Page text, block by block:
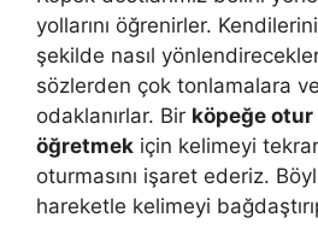
yollarını öğrenirler.
şekilde nasıl
sözlerden çok tonlamalara
odaklanırlar. Bir köpeğe
öğretmek için kelimeyi
oturmasını işaret ederiz.
hareketle kelimeyi